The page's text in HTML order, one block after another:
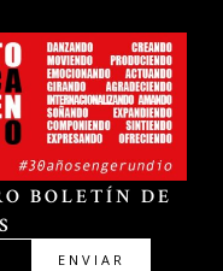
BOLETÍN DE
ENVIAR